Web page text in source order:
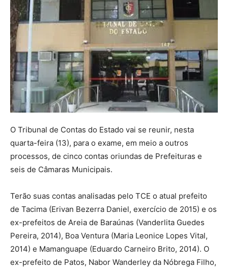
O Tribunal de Contas do Estado vai se reunir, nesta
quarta-feira (13), para o exame, em meio a outros
processos, de cinco contas oriundas de Prefeituras e
seis de Câmaras Municipais.
Terão suas contas analisadas pelo TCE o atual prefeito
de Tacima (Erivan Bezerra Daniel, exercício de 2015) e os
ex-prefeitos de Areia de Baraúnas (Vanderlita Guedes
Pereira, 2014), Boa Ventura (Maria Leonice Lopes Vital,
2014) e Mamanguape (Eduardo Carneiro Brito, 2014). O
ex-prefeito de Patos, Nabor Wanderley da Nóbrega Filho,